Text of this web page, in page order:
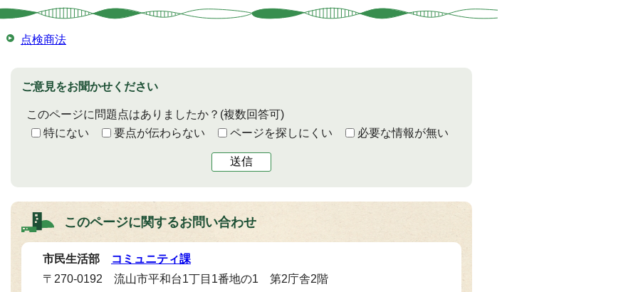
点検商法
ご意見をお聞かせください
このページに問題点はありましたか？ (複数回答可)
特にない
要点が伝わらない ページを探しにくい 必要な情報が無い
送信
このページに関するお問い合わせ
市民生活部
コミュニティ課
〒270-0192 流山市平和台1丁目1番地の1 第2庁舎2階